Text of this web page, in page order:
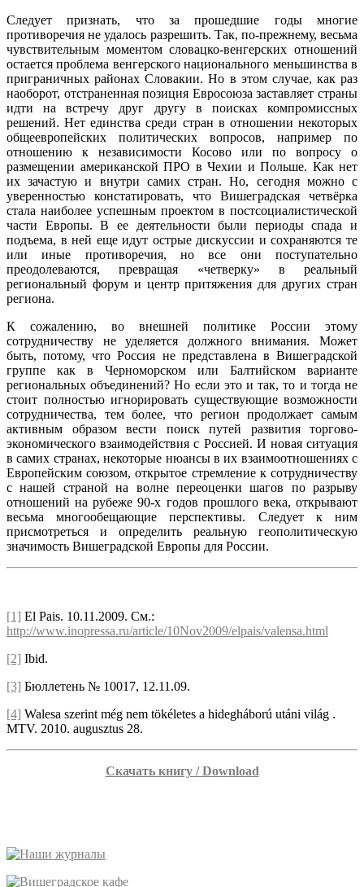
Следует признать, что за прошедшие годы многие
противоречия не удалось разрешить. Так, по-прежнему, весьма
чувствительным моментом словацко-венгерских отношений
остается проблема венгерского национального меньшинства в
приграничных районах Словакии. Но в этом случае, как раз
наоборот, отстраненная позиция Евросоюза заставляет страны
идти на встречу друг другу в поисках компромиссных
решений. Нет единства среди стран в отношении некоторых
общеевропейских политических вопросов, например по
отношению к независимости Косово или по вопросу о
размещении американской ПРО в Чехии и Польше. Как нет
их зачастую и внутри самих стран. Но, сегодня можно с
уверенностью констатировать, что Вишеградская четвёрка
стала наиболее успешным проектом в постсоциалистической
части Европы. В ее деятельности были периоды спада и
подъема, в ней еще идут острые дискуссии и сохраняются те
или иные противоречия, но все они поступательно
преодолеваются, превращая «четверку» в реальный
региональный форум и центр притяжения для других стран
региона.
К сожалению, во внешней политике России этому
сотрудничеству не уделяется должного внимания. Может
быть, потому, что Россия не представлена в Вишеградской
группе как в Черноморском или Балтийском варианте
региональных объединений? Но если это и так, то и тогда не
стоит полностью игнорировать существующие возможности
сотрудничества, тем более, что регион продолжает самым
активным образом вести поиск путей развития торгово-
экономического взаимодействия с Россией. И новая ситуация
в самих странах, некоторые нюансы в их взаимоотношениях с
Европейским союзом, открытое стремление к сотрудничеству
с нашей страной на волне переоценки шагов по разрыву
отношений на рубеже 90-х годов прошлого века, открывают
весьма многообещающие перспективы. Следует к ним
присмотреться и определить реальную геополитическую
значимость Вишеградской Европы для России.
[1] El Pais. 10.11.2009. См.:
http://www.inopressa.ru/article/10Nov2009/elpais/valensa.html
[2] Ibid.
[3] Бюллетень № 10017, 12.11.09.
[4] Walesa szerint még nem tökéletes a hidegháború utáni világ .
MTV. 2010. augusztus 28.
Скачать книгу / Download